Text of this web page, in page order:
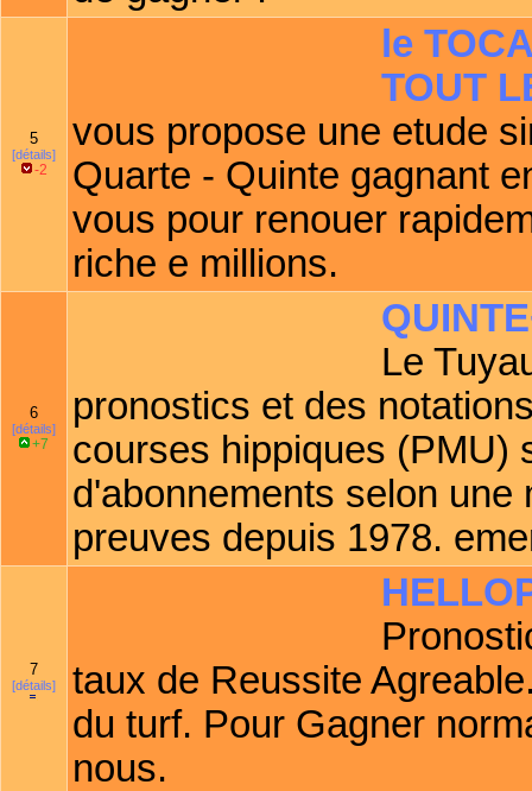
5
[détails]
-2
le
TOUT
vous propose une etude
Quarte - Quinte gagnant
vous pour renouer
riche e millions.
6
[détails]
+7
Le
pronostics et des
courses hippiques (PMU)
d'abonnements selon
preuves depuis 1978.
7
[détails]
taux de Reussite
du turf. Pour Gagner
nous.